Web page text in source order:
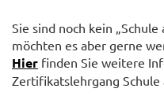
Sie sind noch kein
möchten es aber gerne
Hier finden Sie weitere
Zertifikatslehrgang Schule